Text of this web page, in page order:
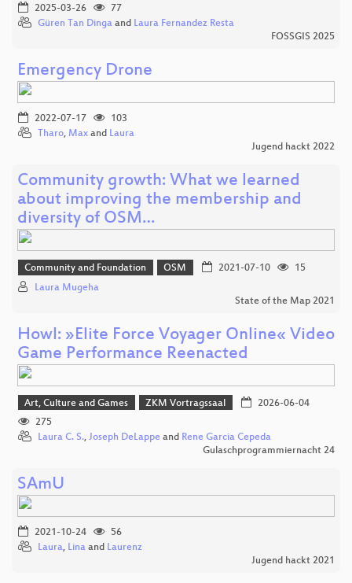
2025-03-26
77
Güren Tan Dinga and Laura Fernandez Resta
FOSSGIS 2025
Emergency Drone
2022-07-17
103
Tharo, Max and Laura
Jugend hackt 2022
Community growth: What we learned
about improving the membership and
diversity of OSM…
Community and Foundation OSM 2021-07-10
15
Laura Mugeha
State of the Map 2021
Howl: »Elite Force Voyager Online« Video
Game Performance Reenacted
Art, Culture and Games ZKM Vortragssaal
2026-06-04
275
Laura C. S., Joseph DeLappe and Rene Garcia Cepeda
Gulaschprogrammiernacht 24
SAmU
2021-10-24
56
Laura, Lina and Laurenz
Jugend hackt 2021